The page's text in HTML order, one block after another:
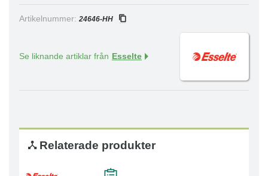
Artikelnummer: 24646-HH
Se liknande artiklar från Esselte
Relaterade produkter